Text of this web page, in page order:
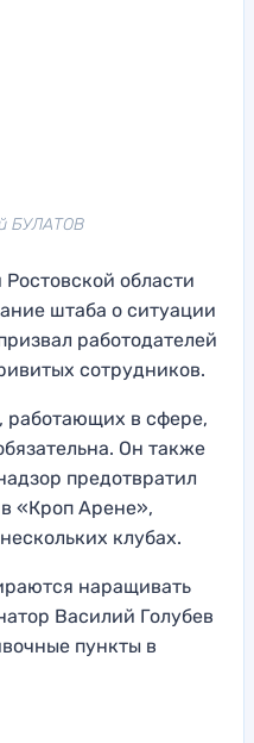
БУЛАТОВ
области
штаба о ситуации
работодателей
сотрудников.
работающих в сфере,
Он также
предотвратил
«Кроп Арене»,
клубах.
наращивать
Василий Голубев
пункты в